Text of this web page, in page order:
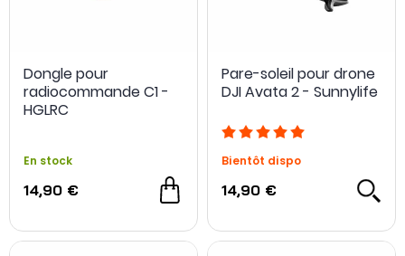
Dongle pour
radiocommande C1 -
HGLRC
En stock
14,90 €
Pare-soleil pour drone
DJI Avata 2 - Sunnylife
Bientôt dispo
14,90 €